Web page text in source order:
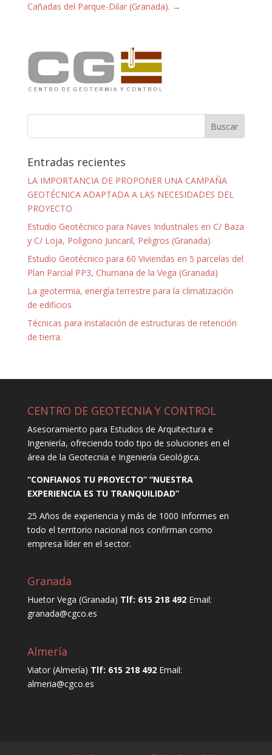
Cañadas del Parque-Dilar (Granada). →
Entradas recientes
LA IMPORTANCIA DE PROPONER UNA CAMPAÑA
GEOTÉCNICA ADAPTADA A LAS NECESIDADES DEL
PROYECTO
Estudio Geotécnico para Naves Industriales en C/ Baza
y C/ Loja, Polígono Juncaril, Peligros (Granada)
Estudio Geotécnico para 60 Viviendas en 5 parcelas del
Plan Parcial PP3, Churriana de la Vega (Granada)
La geotermia, energía terrestre para la climatización
de edificios
Técnicas para instalación de estructuras de retención
de tierra.
CENTRO DE GEOTECNIA Y CONTROL
Asesoramiento para Estudios de Arquitectura e
Ingeniería, ofreciendo todo tipo de soluciones en el
área de la Geotecnia e Ingeniería Geológica.
“CONFIANOS TU PROYECTO” “NUESTRA
EXPERIENCIA ES TU TRANQUILIDAD”
25 Años de experiencia y más de 1000 Informes en
todo el territorio nacional nos confirman como
empresa líder en el sector.
Granada
Huetor Vega (Granada) Tlf: 615 218 492Email:
granada@cgco.es
Almería
Viator (Almería) Tlf: 615 218 492Email:
almeria@cgco.es